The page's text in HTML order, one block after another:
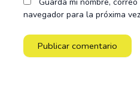
navegador para la próxima